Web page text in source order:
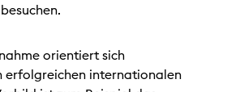
orientiert sich
erfolgreichen internationalen